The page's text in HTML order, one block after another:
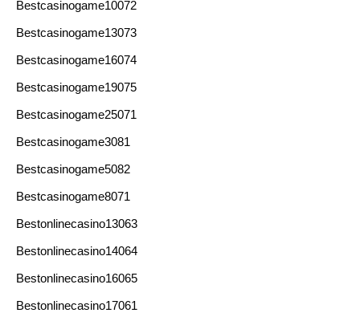
Bestcasinogame10072
Bestcasinogame13073
Bestcasinogame16074
Bestcasinogame19075
Bestcasinogame25071
Bestcasinogame3081
Bestcasinogame5082
Bestcasinogame8071
Bestonlinecasino13063
Bestonlinecasino14064
Bestonlinecasino16065
Bestonlinecasino17061